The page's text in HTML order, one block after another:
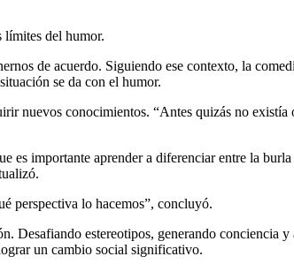
límites del humor.
de acuerdo. Siguiendo ese contexto, la
se da con el humor.
nuevos conocimientos. “Antes quizás no
es importante aprender a diferenciar entre la
perspectiva lo hacemos”, concluyó.
Desafiando estereotipos, generando conciencia
un cambio social significativo.